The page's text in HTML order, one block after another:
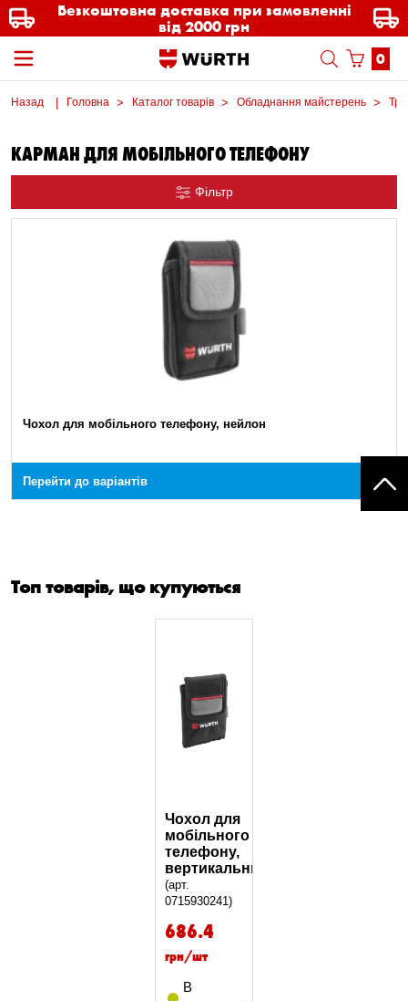
Безкоштовна доставка при замовленні
від 2000 грн
0
Назад Головна Каталог товарів Обладнання майстерень
КАРМАН ДЛЯ МОБІЛЬНОГО ТЕЛЕФОНУ
Фільтр
Чохол для мобільного телефону, нейлон
Перейти до варіантів
Топ товарів, що купуються
Чохол для
мобільного
телефону,
вертикальний
(арт.
0715930241)
686.4
грн/шт
В